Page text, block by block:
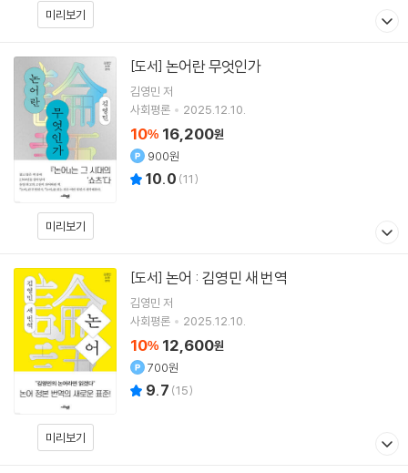
미리보기
미리보기
[도서] 논어란 무엇인가
김영민 저
사회평론
2025.12.10.
10% 16,200원
900원
10.0 (11)
미리보기
[도서] 논어 : 김영민 새 번역
김영민 저
사회평론
2025.12.10.
10% 12,600원
700원
9.7 (15)